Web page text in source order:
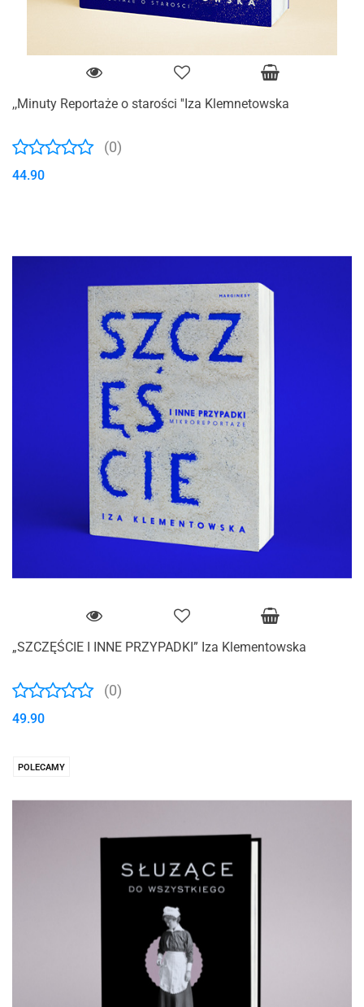
,,Minuty Reportaże o starości ''Iza Klemnetowska
(0)
44.90
„SZCZĘŚCIE I INNE PRZYPADKI” Iza Klementowska
(0)
49.90
POLECAMY